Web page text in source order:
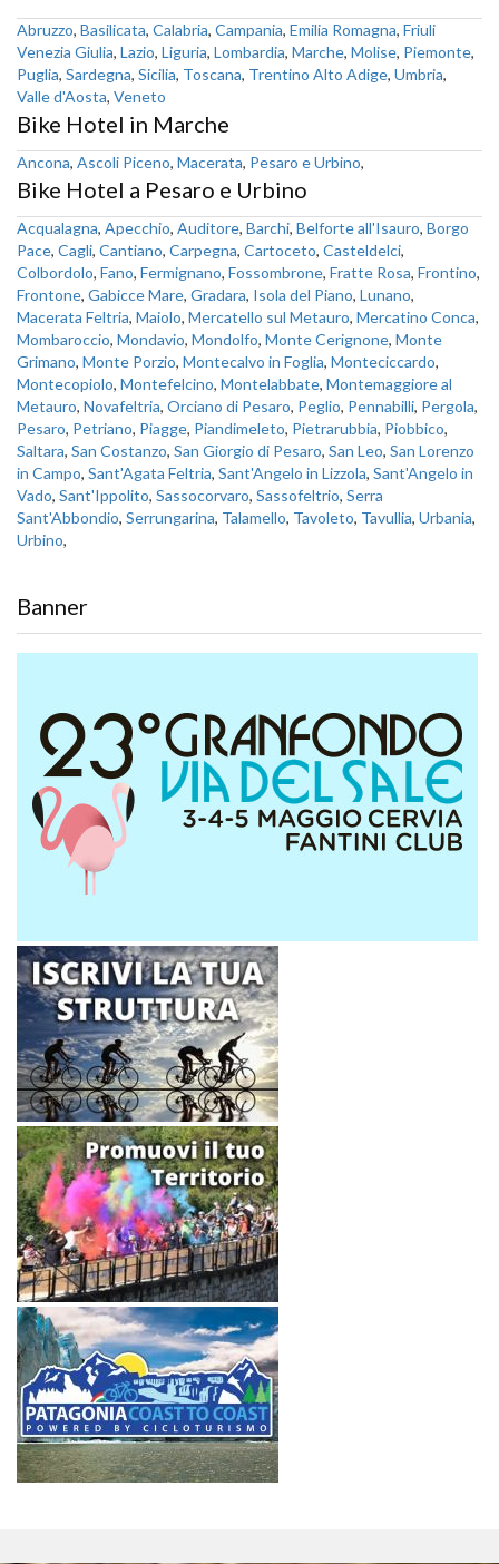
Abruzzo, Basilicata, Calabria, Campania, Emilia Romagna, Friuli
Venezia Giulia, Lazio, Liguria, Lombardia, Marche, Molise, Piemonte,
Puglia, Sardegna, Sicilia, Toscana, Trentino Alto Adige, Umbria,
Valle d'Aosta, Veneto
Bike Hotel in Marche
Ancona, Ascoli Piceno, Macerata, Pesaro e Urbino,
Bike Hotel a Pesaro e Urbino
Acqualagna, Apecchio, Auditore, Barchi, Belforte all'Isauro, Borgo
Pace, Cagli, Cantiano, Carpegna, Cartoceto, Casteldelci,
Colbordolo, Fano, Fermignano, Fossombrone, Fratte Rosa, Frontino,
Frontone, Gabicce Mare, Gradara, Isola del Piano, Lunano,
Macerata Feltria, Maiolo, Mercatello sul Metauro, Mercatino Conca,
Mombaroccio, Mondavio, Mondolfo, Monte Cerignone, Monte
Grimano, Monte Porzio, Montecalvo in Foglia, Monteciccardo,
Montecopiolo, Montefelcino, Montelabbate, Montemaggiore al
Metauro, Novafeltria, Orciano di Pesaro, Peglio, Pennabilli, Pergola,
Pesaro, Petriano, Piagge, Piandimeleto, Pietrarubbia, Piobbico,
Saltara, San Costanzo, San Giorgio di Pesaro, San Leo, San Lorenzo
in Campo, Sant'Agata Feltria, Sant'Angelo in Lizzola, Sant'Angelo in
Vado, Sant'Ippolito, Sassocorvaro, Sassofeltrio, Serra
Sant'Abbondio, Serrungarina, Talamello, Tavoleto, Tavullia, Urbania,
Urbino,
Banner